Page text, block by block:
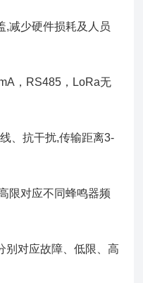
,减少硬件损耗及人员
，RS485，LoRa无
、抗干扰,传输距离3-
限对应不同蜂鸣器频
别对应故障、低限、高